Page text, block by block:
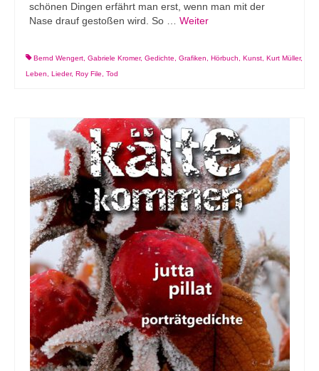
schönen Dingen erfährt man erst, wenn man mit der
Nase drauf gestoßen wird. So … Weiter
Bernd Wengert Gabriele Kromer, Gedichte Grafiken Hörbuch Kunst Kurt Müller,
Leben
Lieder, Roy File Tod